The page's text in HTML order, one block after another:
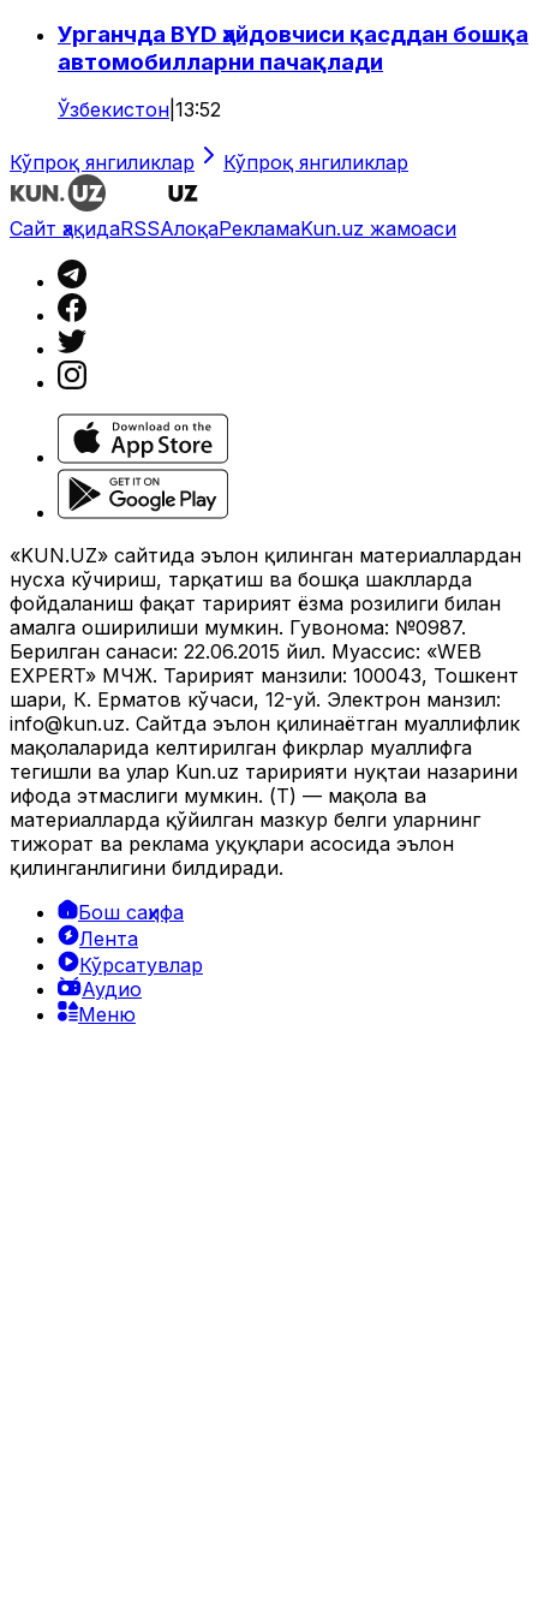
Урганчда BYD ҳайдовчиси қасддан бошқа
автомобилларни пачақлади
Ўзбекистон 13:52
Кўпроқ янгиликлар Кўпроқ янгиликлар
Сайт ҳақидаRSSАлоқаРекламаKun.uz жамоаси
«KUN.UZ» сайтида эълон қилинган материаллардан
нусха кўчириш, тарқатиш ва бошқа шаклларда
фойдаланиш фақат таҳририят ёзма розилиги билан
амалга оширилиши мумкин. Гувоҳнома: №0987.
Берилган санаси: 22.06.2015 йил. Муассис: «WEB
EXPERT» МЧЖ. Таҳририят манзили: 100043, Тошкент
шаҳри, К. Ерматов кўчаси, 12-уй. Электрон манзил:
info@kun.uz. Сайтда эълон қилинаётган муаллифлик
мақолаларида келтирилган фикрлар муаллифга
тегишли ва улар Kun.uz таҳририяти нуқтаи назарини
ифода этмаслиги мумкин. (Т) — мақола ва
материалларда қўйилган мазкур белги уларнинг
тижорат ва реклама ҳуқуқлари асосида эълон
қилинганлигини билдиради.
Бош саҳифа
Лента
Кўрсатувлар
Аудио
Меню